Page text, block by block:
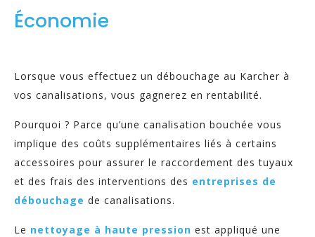
Économie
Lorsque vous effectuez un débouchage au Karcher à
vos canalisations, vous gagnerez en rentabilité.
Pourquoi ? Parce qu’une canalisation bouchée vous
implique des coûts supplémentaires liés à certains
accessoires pour assurer le raccordement des tuyaux
et des frais des interventions des entreprises de
débouchage de canalisations.
Le nettoyage à haute pression est appliqué une